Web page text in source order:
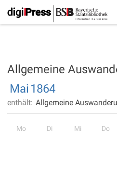
Allgemeine
Mai 1864
enthält: Allgemeine
Mo Di Mi Do